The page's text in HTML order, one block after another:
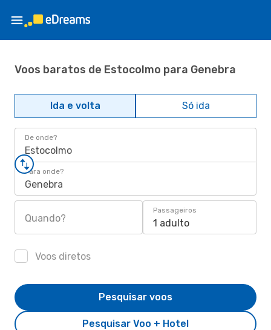
Voos baratos de Estocolmo para Genebra
Ida e volta Só ida
De onde?
Estocolmo
Para onde?
Genebra
Quando?
Passageiros
1 adulto
Voos diretos
Pesquisar Voo + Hotel
Pesquisar voos